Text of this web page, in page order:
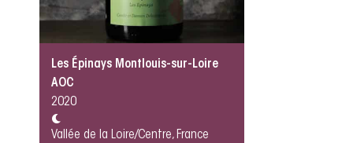
Les Épinays Montlouis-sur-Loire
AOC
2020
Vallée de la Loire/Centre, France